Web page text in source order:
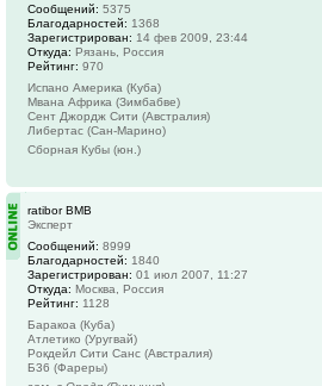
Сообщений: 5375
Благодарностей: 1368
Зарегистрирован: 14 фев 2009, 23:44
Откуда: Рязань, Россия
Рейтинг: 970
Испано Америка (Куба)
Мвана Африка (Зимбабве)
Сент Джордж Сити (Австралия)
Либертас (Сан-Марино)
Сборная Кубы (юн.)
ratibor BMB
Эксперт
Сообщений: 8999
Благодарностей: 1840
Зарегистрирован: 01 июл 2007, 11:27
Откуда: Москва, Россия
Рейтинг: 1128
Баракоа (Куба)
Атлетико (Уругвай)
Рокдейл Сити Санс (Австралия)
Б36 (Фареры)